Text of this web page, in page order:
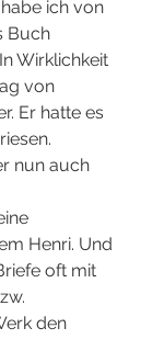
ich von
Buch
Wirklichkeit
von
Er hatte es
nun auch
Henri. Und
oft mit
den